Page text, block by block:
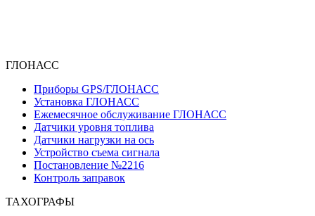
ГЛОНАСС
Приборы GPS/ГЛОНАСС
Установка ГЛОНАСС
Ежемесячное обслуживание ГЛОНАСС
Датчики уровня топлива
Датчики нагрузки на ось
Устройство съема сигнала
Постановление №2216
Контроль заправок
ТАХОГРАФЫ